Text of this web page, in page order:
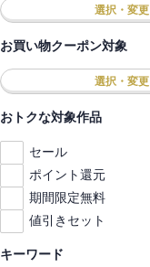
選択・変更
お買い物クーポン対象
選択・変更
おトクな対象作品
セール
ポイント還元
期間限定無料
値引きセット
キーワード